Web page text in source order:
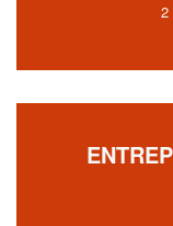
2